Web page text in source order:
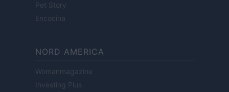
Pet Story
Encocina
NORD AMERICA
Womanmagazine
Investing Plus